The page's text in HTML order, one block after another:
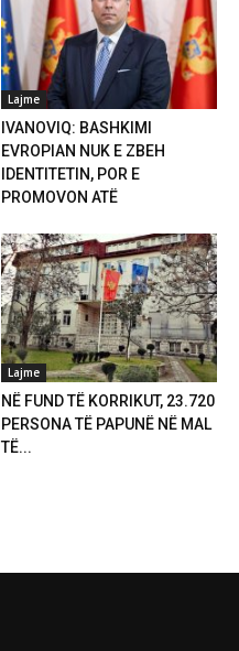
Lajme
IVANOVIQ: BASHKIMI
EVROPIAN NUK E ZBEH
IDENTITETIN, POR E
PROMOVON ATË
Lajme
NË FUND TË KORRIKUT, 23.720
PERSONA TË PAPUNË NË MAL
TË...